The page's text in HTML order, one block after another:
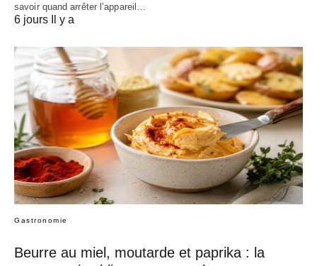
savoir quand arrêter l’appareil…
6 jours Il y a
Gastronomie
Beurre au miel, moutarde et paprika : la